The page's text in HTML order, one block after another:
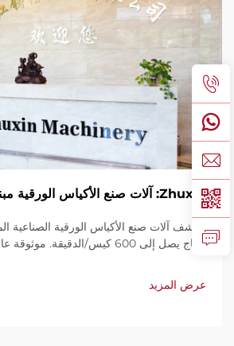
Zhuxin: آلات صنع الأكياس الورقية مبنية لتكون متينة
اكتشف آلات صنع الأكياس الورقية الصناعية
بإنتاج يصل إلى 600 كيس/الدقيقة.
وخدمة سريعة. اطلب عرض سعر اليوم.
عرض المزيد